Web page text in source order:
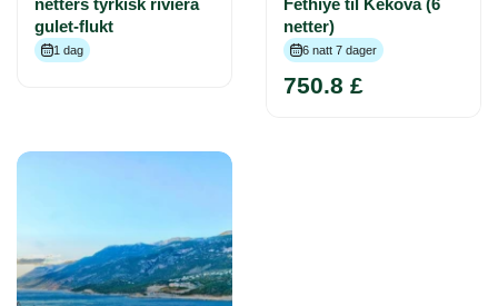
netters tyrkisk riviera
gulet-flukt
1 dag
Fethiye til Kekova (6
netter)
6 natt 7 dager
750.8 £